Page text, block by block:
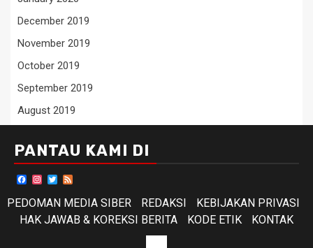
December 2019
November 2019
October 2019
September 2019
August 2019
PANTAU KAMI DI
Facebook
Instagram
Twitter
PEDOMAN MEDIA SIBER
REDAKSI
KEBIJAKAN PRIVASI
HAK JAWAB & KOREKSI BERITA
KODE ETIK KONTAK